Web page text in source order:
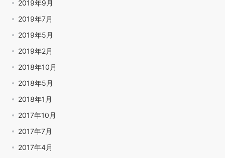
2019年9月
2019年7月
2019年5月
2019年2月
2018年10月
2018年5月
2018年1月
2017年10月
2017年7月
2017年4月